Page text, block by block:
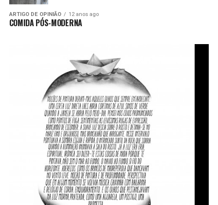
ARTIGO DE OPINIÃO 12 anos ago
COMIDA PÓS-MODERNA